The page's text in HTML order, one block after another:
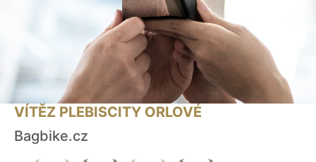
VÍTĚZ PLEBISCITY ORLOVÉ
Bagbike.cz